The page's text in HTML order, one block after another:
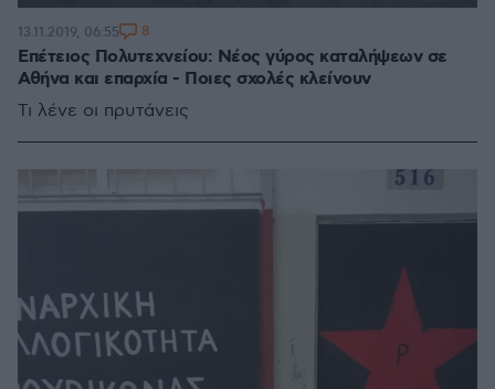
Επέτειος Πολυτεχνείου: Νέος γύρος καταλήψεων σε
Αθήνα και επαρχία - Ποιες σχολές κλείνουν
Τι λένε οι πρυτάνεις
13.11.2019, 06:55 8